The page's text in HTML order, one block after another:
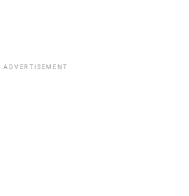
ADVERTISEMENT